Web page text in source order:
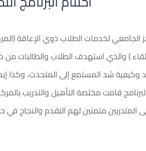
) والذي استهدف الطلاب والطالبات
وكيفية شد المستمع إلى المتحدث، وكذا
قامت مختصة التأهيل والتدريب
المتدربين متمنين لهم التقدم والنجاح في